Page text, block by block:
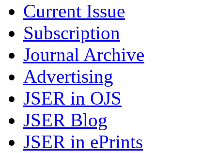
Current Issue
Subscription
Journal Archive
Advertising
JSER in OJS
JSER Blog
JSER in ePrints